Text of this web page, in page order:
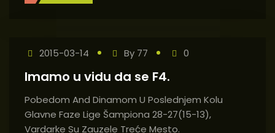
2015-03-14 By 77 0
Imamo u vidu da se F4.
Pobedom And Dinamom U Poslednjem Kolu
Glavne Faze Lige Šampiona 28-27(15-13),
Vardarke Su Zauzele Treće Mesto.